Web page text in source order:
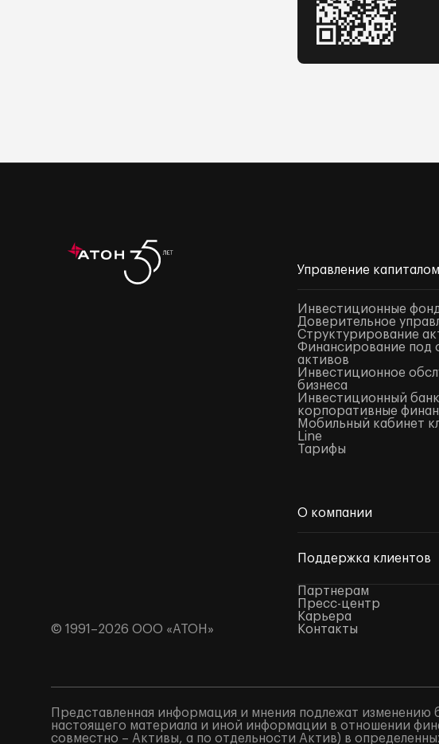
© 1991–2026 ООО «АТОН»
Управление капиталом
Инвестиционные
Доверительное
Структурирование
Финансирование под
активов
Инвестиционное
бизнеса
Инвестиционный
корпоративные
Мобильный кабинет
Line
Тарифы
О компании
Поддержка клиентов
Партнерам
Пресс-центр
Карьера
Контакты
Представленная информация и мнения подлежат
настоящего материала и иной информации в отношении
совместно – Активы, а по отдельности Актив) в